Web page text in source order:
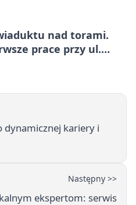
nad torami.
prace przy ul.
dynamicznej kariery i
Następny >>
ekspertom: serwis